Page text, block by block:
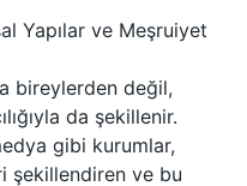
Yapılar ve Meşruiyet
bireylerden değil,
da şekillenir.
gibi kurumlar,
şekillendiren ve bu